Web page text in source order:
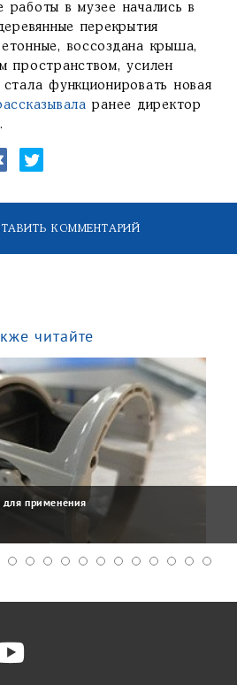
работы в музее начались в
перекрытия
воссоздана крыша,
пространством, усилен
функционировать новая
ранее директор
КОММЕНТАРИЙ
читайте
для применения